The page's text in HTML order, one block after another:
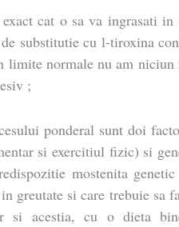
cat o sa va ingrasati
substitutie cu l-tiroxina
limite normale nu am niciun
;
ponderal sunt doi
si exercitiul fizic) si
mostenita
greutate si care trebuie sa
si acestia, cu o dieta